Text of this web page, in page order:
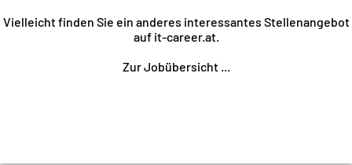
Vielleicht finden Sie ein anderes interessantes Stellenangebot
auf it-career.at.
Zur Jobübersicht ...